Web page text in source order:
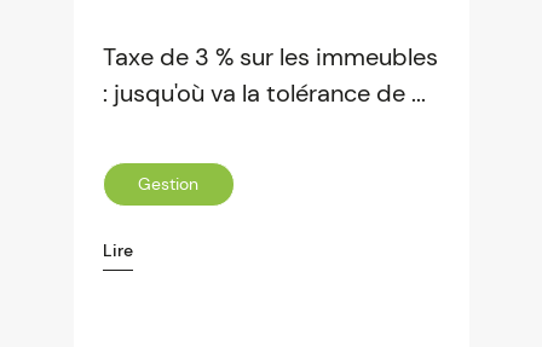
Taxe de 3 % sur les immeubles
: jusqu'où va la tolérance de ...
Gestion
Lire